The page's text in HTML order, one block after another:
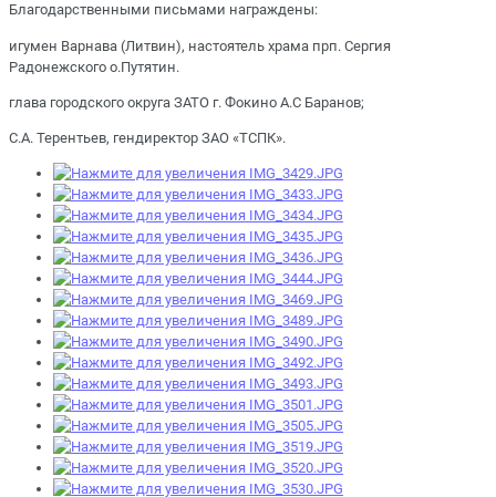
Благодарственными письмами награждены:
игумен Варнава (Литвин), настоятель храма прп. Сергия
Радонежского о.Путятин.
глава городского округа ЗАТО г. Фокино А.С Баранов;
С.А. Терентьев, гендиректор ЗАО «ТСПК».